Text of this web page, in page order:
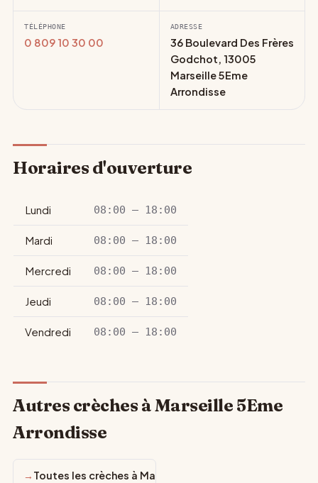
TÉLÉPHONE
0 809 10 30 00
ADRESSE
36 Boulevard Des Frères
Godchot, 13005
Marseille 5Eme
Arrondisse
Horaires d'ouverture
Lundi 08:00 – 18:00
Mardi 08:00 – 18:00
Mercredi 08:00 – 18:00
Jeudi 08:00 – 18:00
Vendredi 08:00 – 18:00
Autres crèches à Marseille 5Eme
Arrondisse
Toutes les crèches à Marseille 5Eme Arrondisse